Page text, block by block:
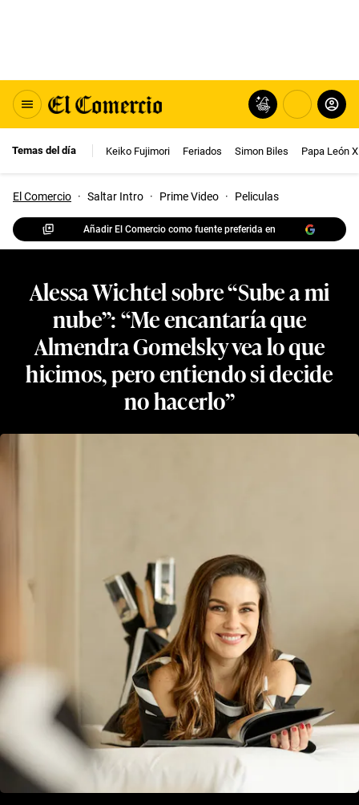
Temas del día Keiko Fujimori Feriados Simon Biles Papa León
El Comercio · Saltar Intro · Prime Video · Peliculas
Añadir El Comercio como fuente preferida en
Alessa Wichtel sobre “Sube a mi
nube”: “Me encantaría que
Almendra Gomelsky vea lo que
hicimos, pero entiendo si decide
no hacerlo”